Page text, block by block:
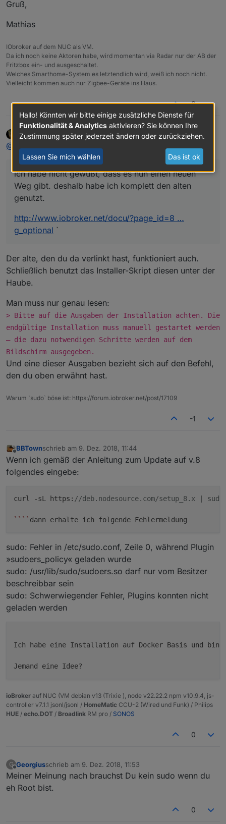
Gruß,
Mathias
IObroker auf dem NUC als VM.
Da ich noch keine Aktoren habe, wird momentan via Radar nur der AB der
Fritzbox ein- und ausgeschaltet.
Welches Smarthome-System es letztendlich wird, weiß ich noch nicht.
Vielleicht kommen auch nur Zigbee-Geräte ins Haus.
0
Offline
AlCalzone DEVELOPER schrieb am8. Dez. 2018, 13:29
zuletzt editiert von
@
ich habe nicht gewußt, dass es nun einen neuen
Weg gibt. deshalb habe ich komplett den alten
genutzt.
http://www.iobroker.net/docu/?page_id=8 …
g_optional `
Der alte, den du da verlinkt hast, funktioniert auch.
Schließlich benutzt das Installer-Skript diesen unter der
Haube.
Man muss nur genau lesen:
> Bitte auf die Ausgaben der Installation achten. Die
endgültige Installation muss manuell gestartet werden
– die dazu notwendigen Schritte werden auf dem
Bildschirm ausgegeben.
Und eine dieser Ausgaben bezieht sich auf den Befehl,
den du oben erwähnt hast.
Warum `sudo` böse ist: https://forum.iobroker.net/post/17109
-1
Offline
BBTownschrieb am 9. Dez. 2018, 11:44
zuletzt editiert von
Wenn ich gemäß der Anleitung zum Update auf v.8
folgendes eingebe:
curl -sL https: //deb.nodesource.com/setup_8.x |
`` ``
sudo: Fehler in /etc/sudo.conf, Zeile 0, während Plugin
»sudoers_policy« geladen wurde
sudo: /usr/lib/sudo/sudoers.so darf nur vom Besitzer
beschreibbar sein
sudo: Schwerwiegender Fehler, Plugins konnten nicht
geladen werden
Ich habe eine Installation auf Docker Basis und bin
Jemand eine Idee?
ioBroker auf NUC (VM debian v13 (Trixie ), node v22.22.2 npm v10.9.4, js-
controller v7.1.1 jsonl/jsonl / HomeMatic CCU-2 (Wired und Funk) / Philips
HUE / echo.DOT / Broadlink RM pro / SONOS
0
G
Offline
Georgiusschrieb am 9. Dez. 2018, 11:53
zuletzt editiert von
Meiner Meinung nach brauchst Du kein sudo wenn du
eh Root bist.
0
Hallo! Könnten wir bitte einige zusätzliche Dienste für
Funktionalität & Analytics aktivieren? Sie können Ihre
Zustimmung später jederzeit ändern oder zurückziehen.
Lassen Sie mich wählen Das ist ok